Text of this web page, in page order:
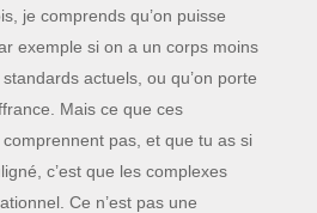
je comprends qu’on puisse
exemple si on a un corps moins
actuels, ou qu’on porte
Mais ce que ces
pas, et que tu as si
c’est que les complexes
Ce n’est pas une